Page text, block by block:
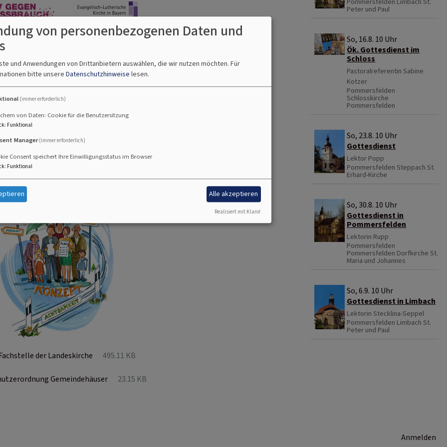
www.aktiv-gegen-missbrauch-elkb.de
Steppach, Pommersfelden und Limbach haben in
2025 ihr Schutzkonzept gegen sexualisierte
Dieses Schutzkonzept wurde in Zusammenarbeit
Dekanats Bamberg erarbeitet und von der
der Südregion des Dekanats Bamberg
im südl. Dekanat
der Südregion Bamberg
der Landeskirche 495.11 KB
Gemeindehäuser 23.15 KB
Peter und Paul
So, 16.8. 10 Uhr
Ök. Gottesdienst im
Schloss
Pastoralreferentin Sabine
Kotzer
Pommersfelden
Schlosskirche
Pommersfelden
So, 23.8. 10 Uhr
Gottesdienst
Lektor Popp
Pommersfelden Steppach St.
Erhard-Kirche
So, 30.8. 10 Uhr
Gottesdienst in
Pommersfelden
Lektorin Rupp
Pommersfelden
Pommersfelden Dorfkirche St.
Maria und Johannes
So, 6.9. 10 Uhr
Gottesdienst in Limbach
Lektorin Stecklina-Seppel
Pommersfelden Limbach St.
Peter und Paul
Anmelden
von personenbezogenen Daten und
und Anwendungen von Drittanbietern auswählen, die wir nutzen möchten. Für
bitte unsere Datenschutzhinweise lesen.
(immer erforderlich)
von Daten: Cookie für die Benutzersitzung
: Funktional
Manager(immer erforderlich)
Consent speichert Ihre Einwilligungsstatus im Browser
: Funktional
Alle akzeptieren
Realisiert mit Klaro!